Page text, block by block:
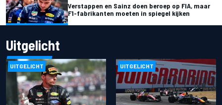
Verstappen en Sainz doen beroep op FIA, maar
F1-fabrikanten moeten in spiegel kijken
Uitgelicht
UITGELICHT UITGELICHT